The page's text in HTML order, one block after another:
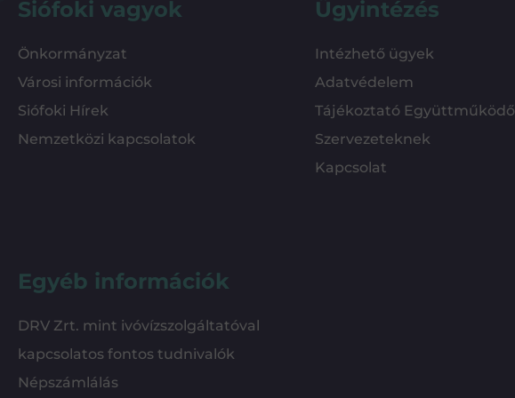
Siófoki vagyok
Önkormányzat
Városi információk
Siófoki Hírek
Nemzetközi kapcsolatok
Ügyintézés
Intézhető ügyek
Adatvédelem
Tájékoztató Együttműködő
Szervezeteknek
Kapcsolat
Egyéb információk
DRV Zrt. mint ivóvízszolgáltatóval
kapcsolatos fontos tudnivalók
Népszámlálás